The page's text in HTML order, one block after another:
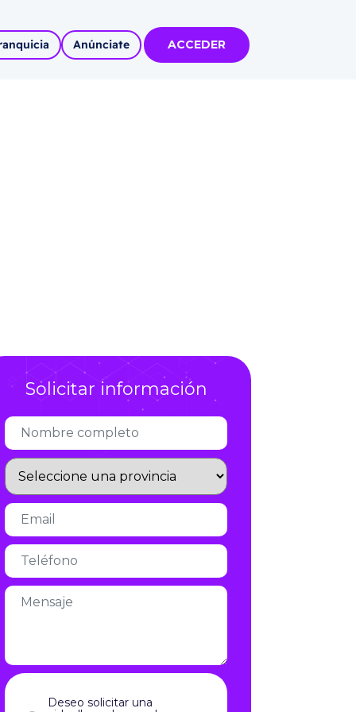
Infórmate
Anúnciate ACCEDER
Solicitar información
Deseo solicitar una